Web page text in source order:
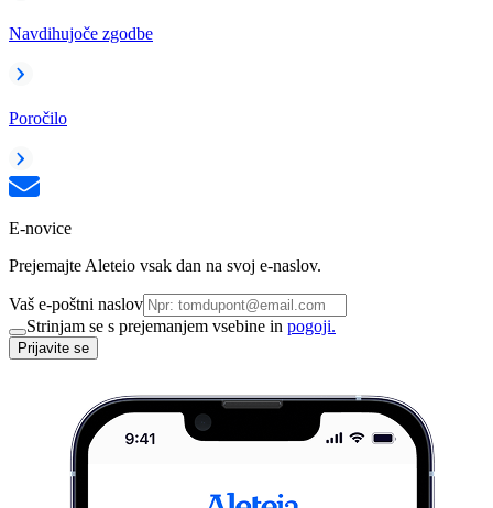
Navdihujoče zgodbe
Poročilo
E-novice
Prejemajte Aleteio vsak dan na svoj e-naslov.
Vaš e-poštni naslov
Strinjam se s prejemanjem vsebine in pogoji.
Prijavite se